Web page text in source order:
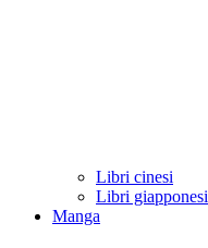
Libri cinesi
Libri giapponesi
Manga